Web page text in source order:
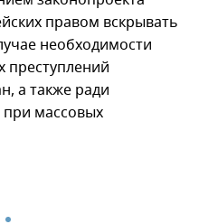
правом вскрывать
необходимости
преступлений
а также ради
при массовых